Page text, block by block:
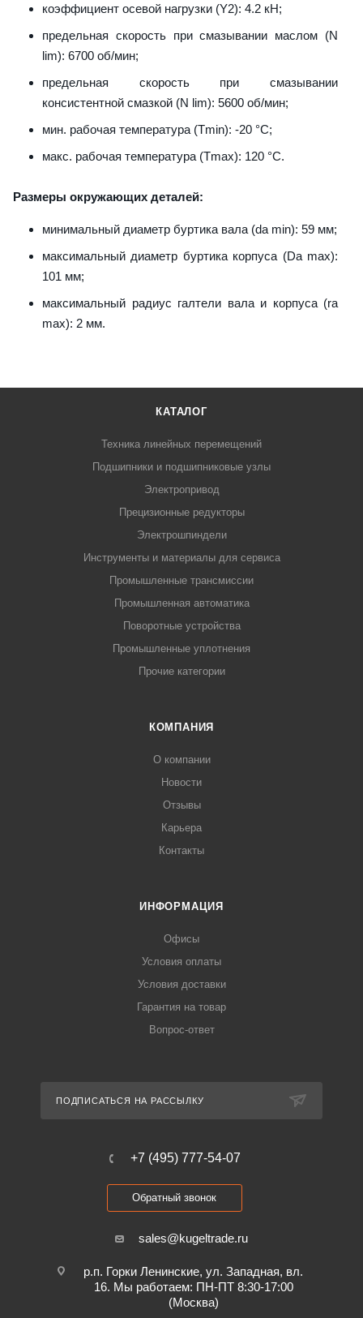
коэффициент осевой нагрузки (Y2): 4.2 кН;
предельная скорость при смазывании маслом (N
lim): 6700 об/мин;
предельная скорость при смазывании
консистентной смазкой (N lim): 5600 об/мин;
мин. рабочая температура (Tmin): -20 °C;
макс. рабочая температура (Tmax): 120 °C.
Размеры окружающих деталей:
минимальный диаметр буртика вала (da min): 59 мм;
максимальный диаметр буртика корпуса (Da max):
101 мм;
максимальный радиус галтели вала и корпуса (ra
max): 2 мм.
КАТАЛОГ
Техника линейных перемещений
Подшипники и подшипниковые узлы
Электропривод
Прецизионные редукторы
Электрошпиндели
Инструменты и материалы для сервиса
Промышленные трансмиссии
Промышленная автоматика
Поворотные устройства
Промышленные уплотнения
Прочие категории
КОМПАНИЯ
О компании
Новости
Отзывы
Карьера
Контакты
ИНФОРМАЦИЯ
Офисы
Условия оплаты
Условия доставки
Гарантия на товар
Вопрос-ответ
ПОДПИСАТЬСЯ НА РАССЫЛКУ
+7 (495) 777-54-07
Обратный звонок
sales@kugeltrade.ru
р.п. Горки Ленинские, ул. Западная, вл.
16. Мы работаем: ПН-ПТ 8:30-17:00
(Москва)